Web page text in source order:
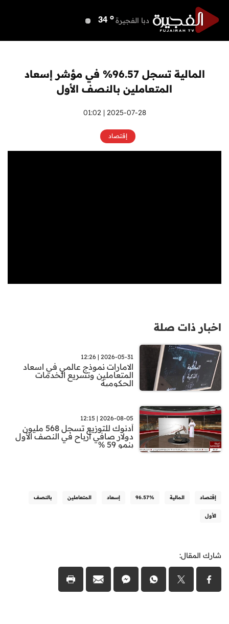
دبا الفجيرة 34 o
أم القيوين o
راس الخيمة o
الفجيرة 32 o
المالية تسجل 96.57% في مؤشر إسعاد
المتعاملين بالنصف الأول
2025-07-28 | 01:02
إقتصاد
اخبار ذات صلة
2026-05-31 | 12:26
الامارات نموذج عالمي في اسعاد
المتعاملين وتسريع الخدمات
الحكومية
2026-08-05 | 12:15
أدنوك للتوزيع تسجل 568 مليون
دولار صافي أرباح في النصف الأول
بنمو 59 %
إقتصاد المالية 96.57% إسعاد المتعاملين بالنصف
الأول
شارك المقال: